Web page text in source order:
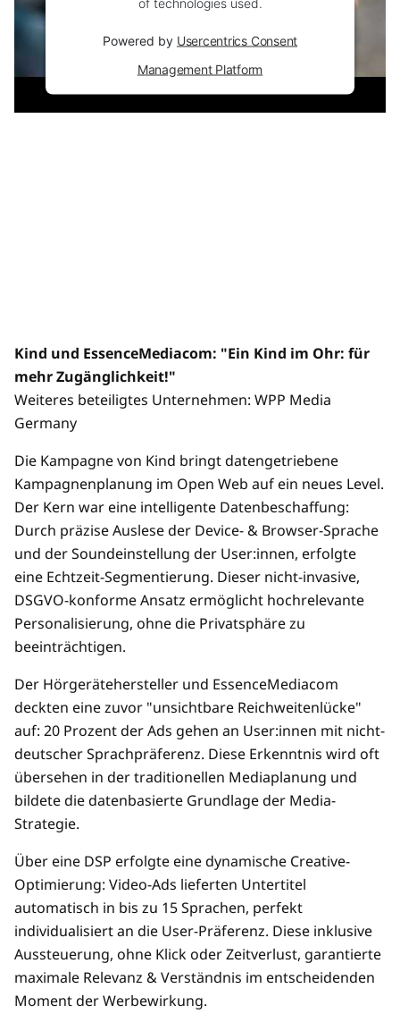
Powered by Usercentrics Consent
Management Platform
Kind und EssenceMediacom: "Ein Kind im Ohr: für
mehr Zugänglichkeit!"
Weiteres beteiligtes Unternehmen: WPP Media
Germany
Die Kampagne von Kind bringt datengetriebene
Kampagnenplanung im Open Web auf ein neues Level.
Der Kern war eine intelligente Datenbeschaffung:
Durch präzise Auslese der Device- & Browser-Sprache
und der Soundeinstellung der User:innen, erfolgte
eine Echtzeit-Segmentierung. Dieser nicht-invasive,
DSGVO-konforme Ansatz ermöglicht hochrelevante
Personalisierung, ohne die Privatsphäre zu
beeinträchtigen.
Der Hörgerätehersteller und EssenceMediacom
deckten eine zuvor "unsichtbare Reichweitenlücke"
auf: 20 Prozent der Ads gehen an User:innen mit nicht-
deutscher Sprachpräferenz. Diese Erkenntnis wird oft
übersehen in der traditionellen Mediaplanung und
bildete die datenbasierte Grundlage der Media-
Strategie.
Über eine DSP erfolgte eine dynamische Creative-
Optimierung: Video-Ads lieferten Untertitel
automatisch in bis zu 15 Sprachen, perfekt
individualisiert an die User-Präferenz. Diese inklusive
Aussteuerung, ohne Klick oder Zeitverlust, garantierte
maximale Relevanz & Verständnis im entscheidenden
Moment der Werbewirkung.